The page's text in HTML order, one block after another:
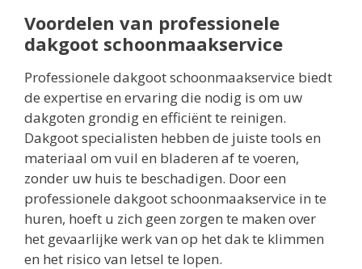
Voordelen van professionele
dakgoot schoonmaakservice
Professionele dakgoot schoonmaakservice biedt
de expertise en ervaring die nodig is om uw
dakgoten grondig en efficiënt te reinigen.
Dakgoot specialisten hebben de juiste tools en
materiaal om vuil en bladeren af te voeren,
zonder uw huis te beschadigen. Door een
professionele dakgoot schoonmaakservice in te
huren, hoeft u zich geen zorgen te maken over
het gevaarlijke werk van op het dak te klimmen
en het risico van letsel te lopen.